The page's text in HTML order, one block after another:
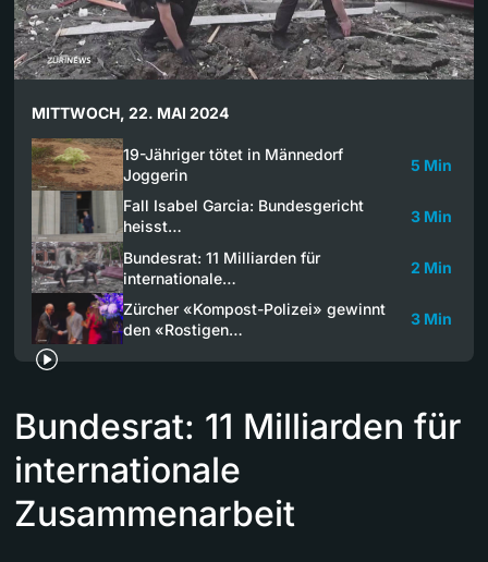
MITTWOCH, 22. MAI 2024
19-Jähriger tötet in Männedorf
Joggerin
5 Min
Fall Isabel Garcia: Bundesgericht
heisst…
3 Min
Bundesrat: 11 Milliarden für
internationale…
2 Min
Zürcher «Kompost-Polizei» gewinnt
den «Rostigen…
3 Min
Bundesrat: 11 Milliarden für
internationale
Zusammenarbeit